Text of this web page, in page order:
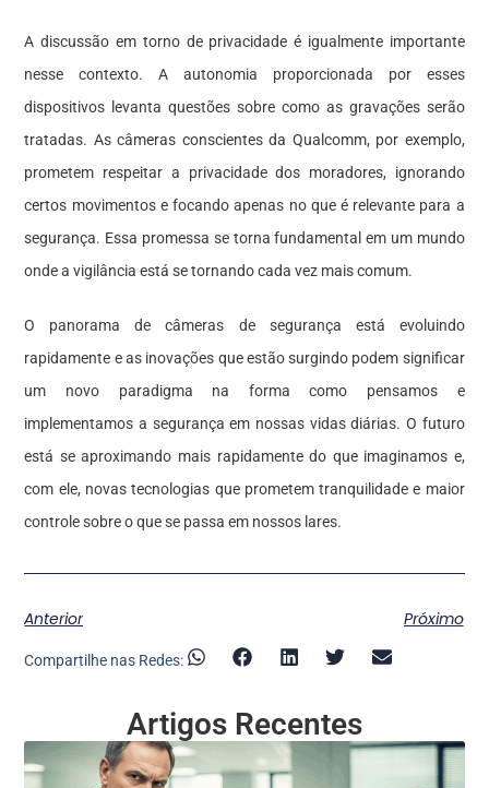
A discussão em torno de privacidade é igualmente importante
nesse contexto. A autonomia proporcionada por esses
dispositivos levanta questões sobre como as gravações serão
tratadas. As câmeras conscientes da Qualcomm, por exemplo,
prometem respeitar a privacidade dos moradores, ignorando
certos movimentos e focando apenas no que é relevante para a
segurança. Essa promessa se torna fundamental em um mundo
onde a vigilância está se tornando cada vez mais comum.
O panorama de câmeras de segurança está evoluindo
rapidamente e as inovações que estão surgindo podem significar
um novo paradigma na forma como pensamos e
implementamos a segurança em nossas vidas diárias. O futuro
está se aproximando mais rapidamente do que imaginamos e,
com ele, novas tecnologias que prometem tranquilidade e maior
controle sobre o que se passa em nossos lares.
Anterior Próximo
Compartilhe nas Redes:
Artigos Recentes